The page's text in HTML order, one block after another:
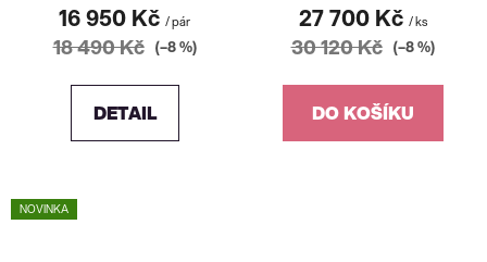
16 950 Kč / pár
18 490 Kč (–8 %)
DETAIL
27 700 Kč / ks
30 120 Kč (–8 %)
DO KOŠÍKU
NOVINKA